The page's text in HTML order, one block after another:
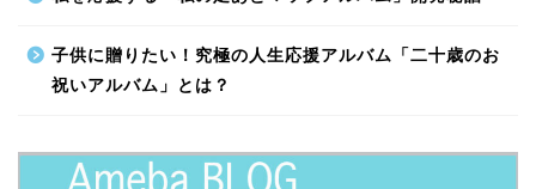
子供に贈りたい！究極の人生応援アルバム「二十歳のお
祝いアルバム」とは？